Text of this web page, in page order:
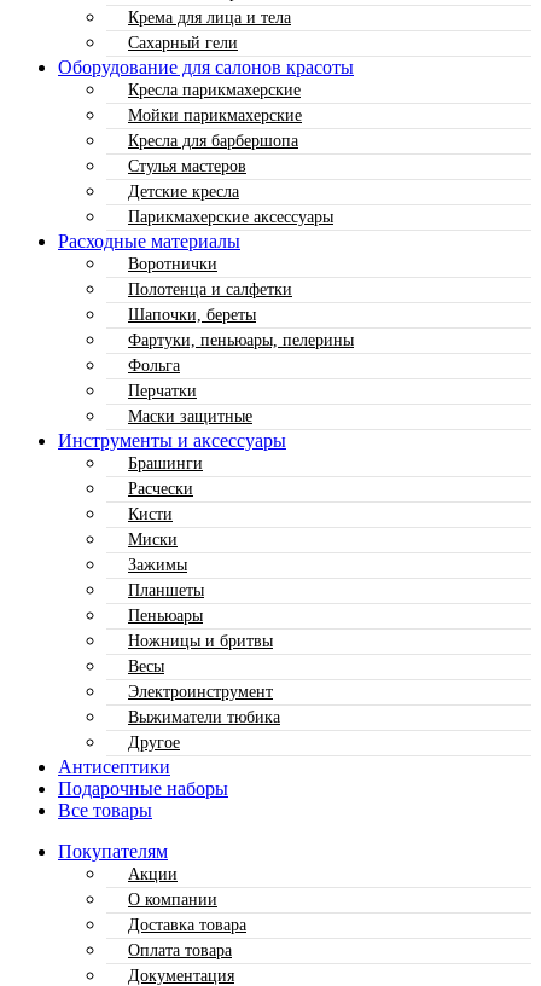
Крема для лица и тела
Сахарный гели
Оборудование для салонов красоты
Кресла парикмахерские
Мойки парикмахерские
Кресла для барбершопа
Стулья мастеров
Детские кресла
Парикмахерские аксессуары
Расходные материалы
Воротнички
Полотенца и салфетки
Шапочки, береты
Фартуки, пеньюары, пелерины
Фольга
Перчатки
Маски защитные
Инструменты и аксессуары
Брашинги
Расчески
Кисти
Миски
Зажимы
Планшеты
Пеньюары
Ножницы и бритвы
Весы
Электроинструмент
Выжиматели тюбика
Другое
Антисептики
Подарочные наборы
Все товары
Покупателям
Акции
О компании
Доставка товара
Оплата товара
Документация